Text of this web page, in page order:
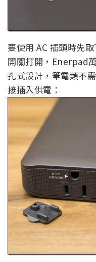
要使用 AC 插頭時先
開關打開，Enerpad
孔式設計，筆電類不
接插入供電：